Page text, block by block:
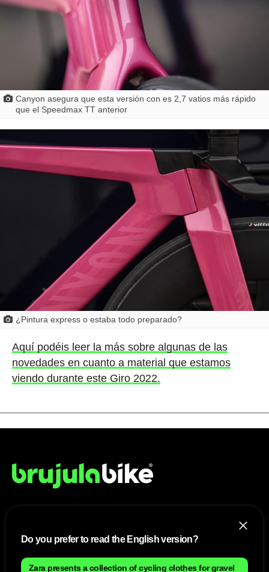
Canyon asegura que esta versión con es 2,7 vatios más rápido
que el Speedmax TT anterior
¿Pintura express o estaba todo preparado?
Aquí podéis leer la más sobre algunas de las
novedades en cuanto a material que estamos
viendo durante este Giro 2022.
Aviso Legal
Anúnciate con nosotros
Do you prefer to read the English version?
Zara presents a collection of cycling clothes for gravel